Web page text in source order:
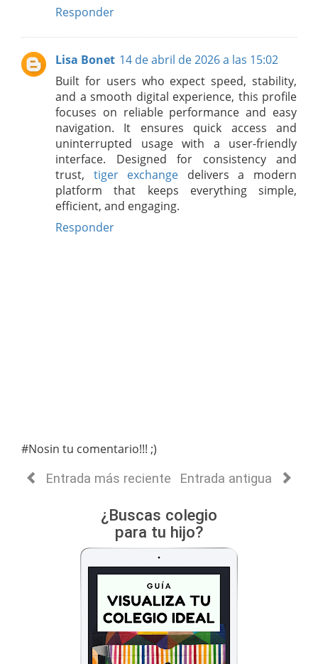
Responder
Lisa Bonet 14 de abril de 2026 a las 15:02
Built for users who expect speed, stability,
and a smooth digital experience, this profile
focuses on reliable performance and easy
navigation. It ensures quick access and
uninterrupted usage with a user-friendly
interface. Designed for consistency and
trust, tiger exchange delivers a modern
platform that keeps everything simple,
efficient, and engaging.
Responder
#Nosin tu comentario!!! ;)
Entrada más reciente Entrada antigua
¿Buscas colegio
para tu hijo?